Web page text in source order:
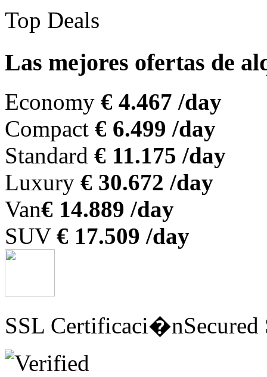
Top Deals
Las mejores ofertas de
Economy € 4.467 /day
Compact € 6.499 /day
Standard € 11.175 /day
Luxury € 30.672 /day
Van€ 14.889 /day
SUV € 17.509 /day
SSL Certificaci�n